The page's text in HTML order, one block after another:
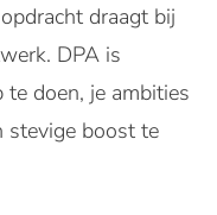
draagt bij
DPA is
doen, je ambities
stevige boost te